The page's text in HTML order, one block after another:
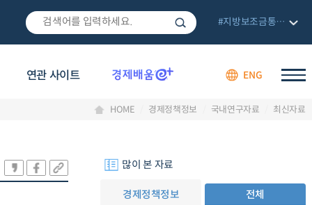
연관 사이트 ENG
#지방보조금통합관리망
HOME 경제정책정보 국내연구자료 최신자료
많이 본 자료
경제정책정보 전체